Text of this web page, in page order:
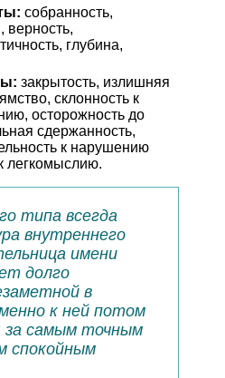
собранность,
верность,
глубина,
закрытость, излишняя
склонность к
осторожность до
сдержанность,
к нарушению
легкомыслию.
типа всегда
внутреннего
имени
долго
в
к ней потом
за самым точным
спокойным